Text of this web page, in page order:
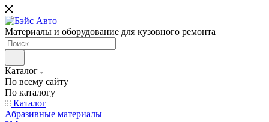
Материалы и оборудование для кузовного ремонта
Каталог
По всему сайту
По каталогу
Каталог
Абразивные материалы